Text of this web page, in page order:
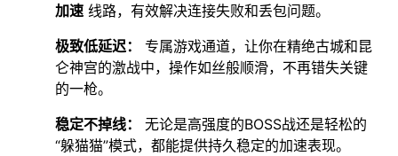
加速 线路，有效解决连接失败和丢包问题。
极致低延迟：
专属游戏通道，让你在精绝古城和昆
仑神宫的激战中，操作如丝般顺滑，不再错失关键
的一枪。
稳定不掉线：
无论是高强度的BOSS战还是轻松的
“躲猫猫”模式，都能提供持久稳定的加速表现。